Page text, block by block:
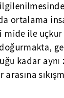
ortalama
ile uçkur
doğurmakta,
kadar